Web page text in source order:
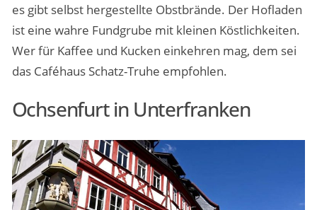
es gibt selbst hergestellte Obstbrände. Der Hofladen
ist eine wahre Fundgrube mit kleinen Köstlichkeiten.
Wer für Kaffee und Kucken einkehren mag, dem sei
das Caféhaus Schatz-Truhe empfohlen.
Ochsenfurt in Unterfranken